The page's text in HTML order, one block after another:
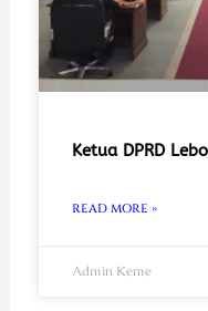
Ketua DPRD
READ MORE »
Admin Keme